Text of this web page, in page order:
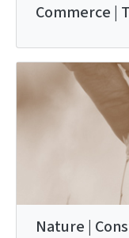
Commerce |
Nature |